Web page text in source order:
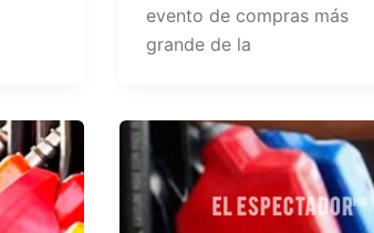
evento de compras más
grande de la